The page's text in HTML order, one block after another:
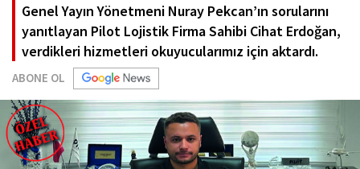
Genel Yayın Yönetmeni Nuray Pekcan’ın sorularını
yanıtlayan Pilot Lojistik Firma Sahibi Cihat Erdoğan,
verdikleri hizmetleri okuyucularımız için aktardı.
ABONE OL